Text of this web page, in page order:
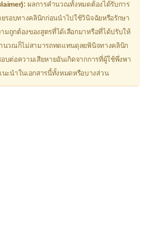
ชื้อ
รทำอย่างไร
ผลการคำนวณทั้งหมดต้องได้รับการ
รอบทางคลินิกก่อนนำไปใช้วินิจฉัยหรือรักษา
มถูกต้องของสูตรที่ได้เลือกมาหรือที่ได้ปรับให้
นวณก็ไม่สามารถทดแทนดุลยพินิจทางคลินิก
บต่อความเสียหายอันเกิดจากการที่ผู้ใช้พึ่งพา
ะนำในเอกสารนี้ทั้งหมดหรือบางส่วน